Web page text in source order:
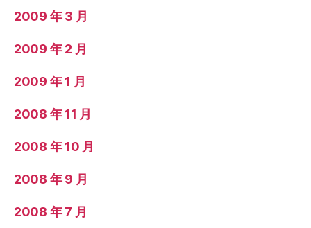
2009 年 3 月
2009 年 2 月
2009 年 1 月
2008 年 11 月
2008 年 10 月
2008 年 9 月
2008 年 7 月